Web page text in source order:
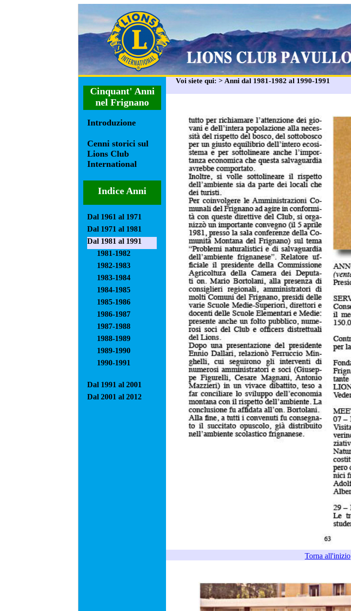
Cinquant' Anni
nel Frignano
Introduzione
Cenni storici sul
Lions Club
International
Indice Anni
Dal 1961 al 1971
Dal 1971 al 1981
Dal 1981 al 1991
1981-1982
1982-1983
1983-1984
1984-1985
1985-1986
1986-1987
1987-1988
1988-1989
1989-1990
1990-1991
Dal 1991 al 2001
Dal 2001 al 2012
Voi siete qui: > Anni dal 1981-1982 al 1990-1991
Torna all'inizio